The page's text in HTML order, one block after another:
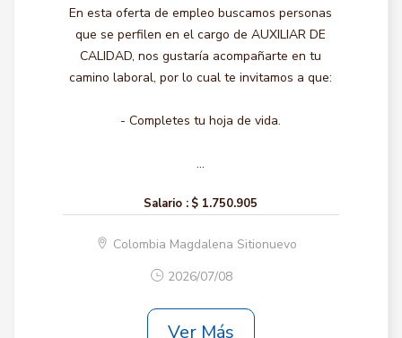
En esta oferta de empleo buscamos personas
que se perfilen en el cargo de AUXILIAR DE
CALIDAD, nos gustaría acompañarte en tu
camino laboral, por lo cual te invitamos a que:
- Completes tu hoja de vida.
...
Salario : $ 1.750.905
Colombia Magdalena Sitionuevo
2026/07/08
Ver Más